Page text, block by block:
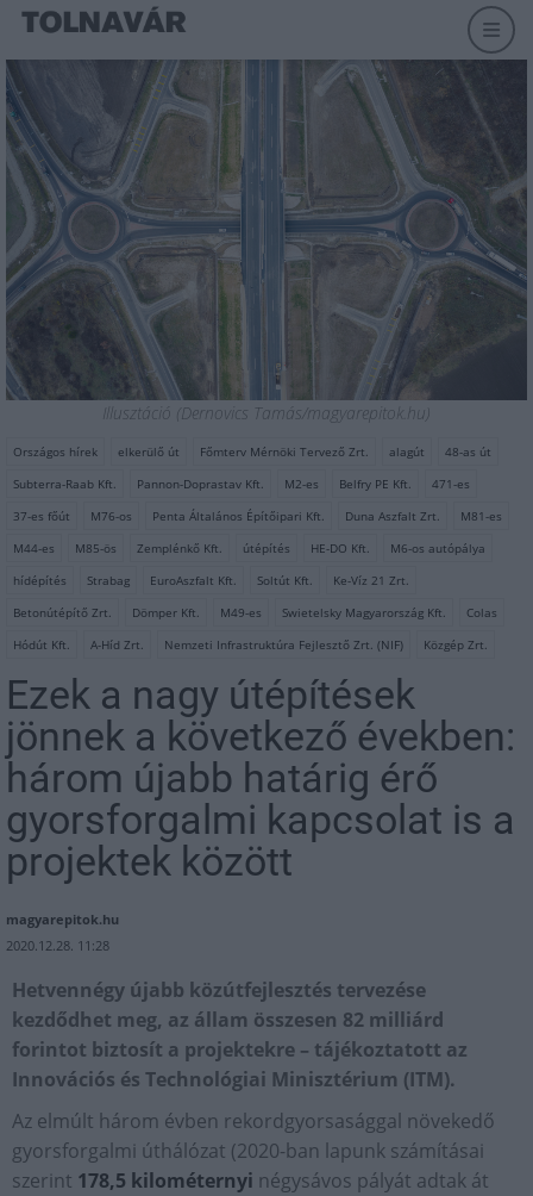
Illusztáció (Dernovics Tamás/magyarepitok.hu)
Országos hírek elkerülő út Főmterv Mérnöki Tervező Zrt. alagút
48-as út
Subterra-Raab Kft.
Pannon-Doprastav Kft. M2-es Belfry PE Kft.
471-es
37-es főút
M76-os Penta Általános Építőipari Kft. Duna Aszfalt Zrt.
M81-es
M44-es
M85-ös Zemplénkő Kft. útépítés HE-DO Kft.
M6-os autópálya
hídépítés
Strabag EuroAszfalt Kft. Soltút Kft.
Ke-Víz 21 Zrt.
Betonútépítő Zrt.
Dömper Kft. M49-es Swietelsky Magyarország Kft.
Colas
Hódút Kft.
A-Híd Zrt. Nemzeti Infrastruktúra Fejlesztő Zrt. (NIF) Közgép Zrt.
Ezek a nagy útépítések
jönnek a következő években:
három újabb határig érő
gyorsforgalmi kapcsolat is a
projektek között
magyarepitok.hu
2020.12.28. 11:28
Hetvennégy újabb közútfejlesztés tervezése
kezdődhet meg, az állam összesen 82 milliárd
forintot biztosít a projektekre – tájékoztatott az
Innovációs és Technológiai Minisztérium (ITM).
Az elmúlt három évben rekordgyorsasággal növekedő
gyorsforgalmi úthálózat (2020-ban lapunk számításai
szerint 178,5 kilométernyi négysávos pályát adtak át